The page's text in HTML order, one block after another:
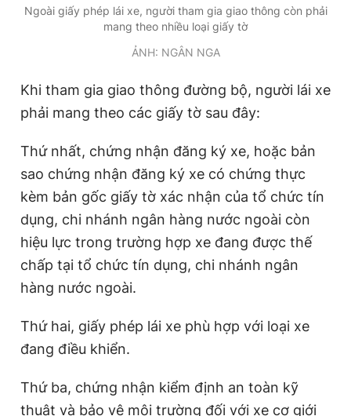
Phó tổng biên tập: Lâm Hiếu Dũng
Phó tổng biên tập: Trần Việt Hưng
Tổng thư ký tòa soạn: Đức Trung
Giấy phép xuất bản số 110/GP - BTTTT cấp ngày 24.3.2020
chép dưới mọi hình thức nếu không có sự chấp thuận bằng văn
bản. Phát triển bởi ePi Technologies, JSC.
Ngoài giấy phép lái xe, người tham gia giao thông còn phải
mang theo nhiều loại giấy tờ
ẢNH: NGÂN NGA
Khi tham gia giao thông đường bộ, người lái xe
phải mang theo các giấy tờ sau đây:
Thứ nhất, chứng nhận đăng ký xe, hoặc bản
sao chứng nhận đăng ký xe có chứng thực
kèm bản gốc giấy tờ xác nhận của tổ chức tín
dụng, chi nhánh ngân hàng nước ngoài còn
hiệu lực trong trường hợp xe đang được thế
chấp tại tổ chức tín dụng, chi nhánh ngân
hàng nước ngoài.
Thứ hai, giấy phép lái xe phù hợp với loại xe
đang điều khiển.
Thứ ba, chứng nhận kiểm định an toàn kỹ
thuật và bảo vệ môi trường đối với xe cơ giới